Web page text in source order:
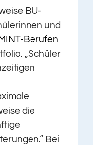
BU-
und
MINT-Berufen
„Schüler
die
Bei